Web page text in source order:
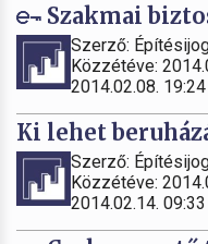
Szakmai
Szerző:
Közzétéve:
2014.02.08. 19:24
Ki lehet
Szerző:
Közzétéve:
2014.02.14. 09:33